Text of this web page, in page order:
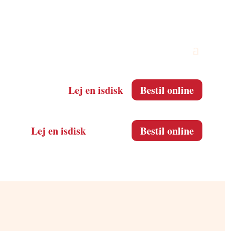
Lej en isdisk Bestil online
Lej en isdisk Bestil online